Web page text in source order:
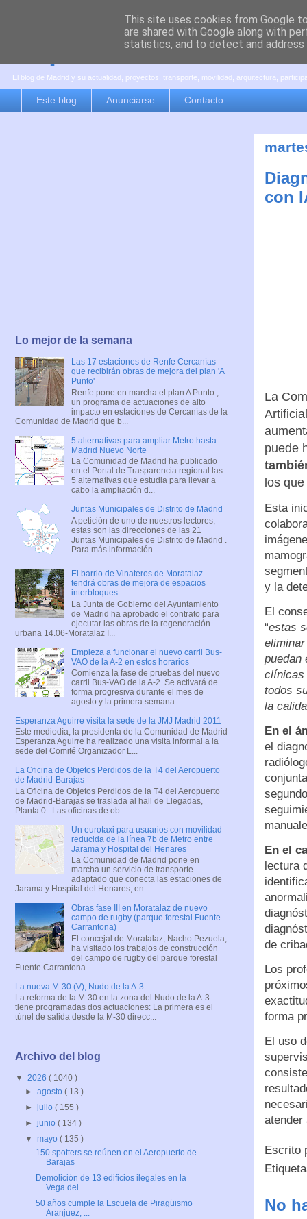
es por madrid
El blog de Madrid y su actualidad, proyectos, transporte, movilidad, arquitectura,
Este blog Anunciarse Contacto
con
La
puede
los
Esta
y la
El
“estas
puedan
clínicas
todos
la
En el
el
En el
lectura
de
Los
forma
El uso
atender
Escrito
No
Lo mejor de la semana
Las 17 estaciones de Renfe Cercanías
que recibirán obras de mejora del plan 'A
Punto'
Renfe pone en marcha el plan A Punto ,
un programa de actuaciones de alto
impacto en estaciones de Cercanías de la
Comunidad de Madrid que b...
5 alternativas para ampliar Metro hasta
Madrid Nuevo Norte
La Comunidad de Madrid ha publicado
en el Portal de Trasparencia regional las
5 alternativas que estudia para llevar a
cabo la ampliación d...
Juntas Municipales de Distrito de Madrid
A petición de uno de nuestros lectores,
estas son las direcciones de las 21
Juntas Municipales de Distrito de Madrid .
Para más información ...
El barrio de Vinateros de Moratalaz
tendrá obras de mejora de espacios
interbloques
La Junta de Gobierno del Ayuntamiento
de Madrid ha aprobado el contrato para
ejecutar las obras de la regeneración
urbana 14.06-Moratalaz I...
Empieza a funcionar el nuevo carril Bus-
VAO de la A-2 en estos horarios
Comienza la fase de pruebas del nuevo
carril Bus-VAO de la A-2. Se activará de
forma progresiva durante el mes de
agosto y la primera semana...
Esperanza Aguirre visita la sede de la JMJ Madrid 2011
Este mediodía, la presidenta de la Comunidad de Madrid
Esperanza Aguirre ha realizado una visita informal a la
sede del Comité Organizador L...
La Oficina de Objetos Perdidos de la T4 del Aeropuerto
de Madrid-Barajas
La Oficina de Objetos Perdidos de la T4 del Aeropuerto
de Madrid-Barajas se traslada al hall de Llegadas,
Planta 0 . Las oficinas de ob...
Un eurotaxi para usuarios con movilidad
reducida de la línea 7b de Metro entre
Jarama y Hospital del Henares
La Comunidad de Madrid pone en
marcha un servicio de transporte
adaptado que conecta las estaciones de
Jarama y Hospital del Henares, en...
Obras fase III en Moratalaz de nuevo
campo de rugby (parque forestal Fuente
Carrantona)
El concejal de Moratalaz, Nacho Pezuela,
ha visitado los trabajos de construcción
del campo de rugby del parque forestal
Fuente Carrantona. ...
La nueva M-30 (V), Nudo de la A-3
La reforma de la M-30 en la zona del Nudo de la A-3
tiene programadas dos actuaciones: La primera es el
túnel de salida desde la M-30 direcc...
Archivo del blog
▼ 2026 ( 1040 )
►agosto( 13 )
►julio( 155 )
►junio( 134 )
▼mayo( 135 )
150 spotters se reúnen en el Aeropuerto de
Barajas
Demolición de 13 edificios ilegales en la
Vega del...
50 años cumple la Escuela de Piragüismo
Aranjuez, ...
This site uses cookies from Google
are shared with Google along with
statistics, and to detect and address